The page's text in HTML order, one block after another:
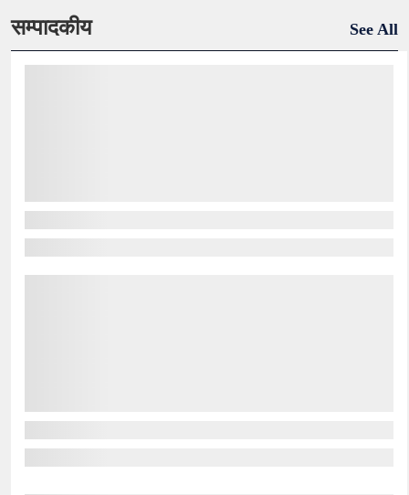
सम्पादकीय See All